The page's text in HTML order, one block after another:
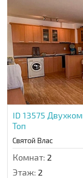
ID 13575
Топ
Святой Влас
Комнат: 2
Этаж: 2